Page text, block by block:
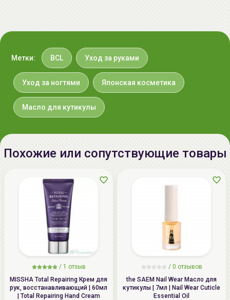
Метки: BCL Уход за руками
Уход за ногтями Японская косметика
Масло для кутикулы
Похожие или сопутствующие товары
/ 1 отзыв
MISSHA Total Repairing Крем для
рук, восстанавливающий | 60мл
| Total Repairing Hand Cream
/ 0 отзывов
the SAEM Nail Wear Масло для
кутикулы | 7мл | Nail Wear Cuticle
Essential Oil